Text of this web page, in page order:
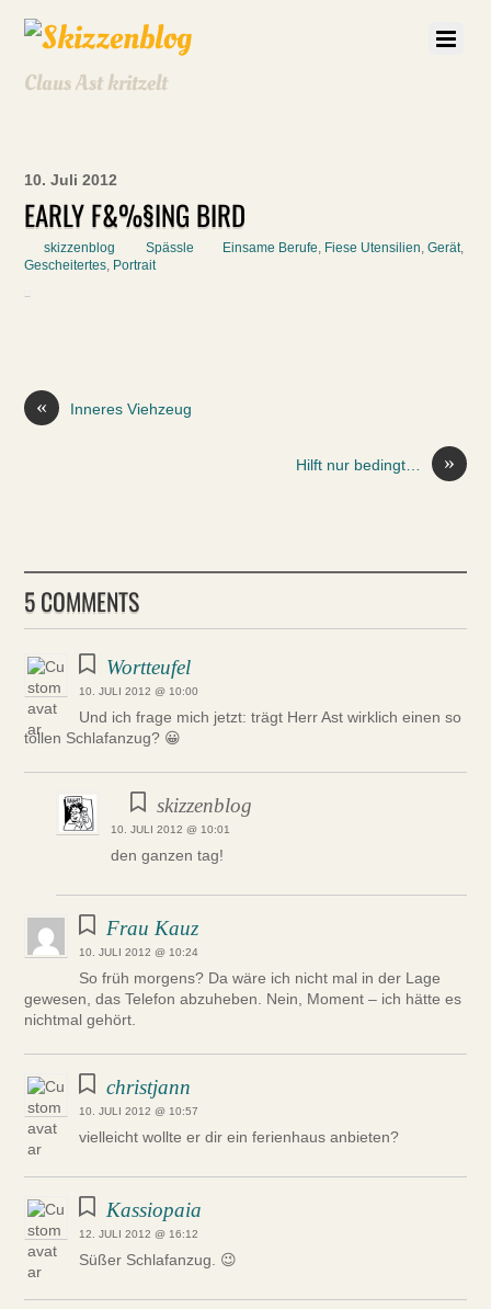
Claus Ast kritzelt
10. Juli 2012
EARLY F&%§ING BIRD
skizzenblog Spässle Einsame Berufe, Fiese Utensilien,Gerät,
Gescheitertes, Portrait
« Inneres Viehzeug
»
Hilft nur bedingt…
5 COMMENTS
Wortteufel
10. JULI 2012 @ 10:00
Und ich frage mich jetzt: trägt Herr Ast wirklich einen so
tollen Schlafanzug? 😀
skizzenblog
10. JULI 2012 @ 10:01
den ganzen tag!
Frau Kauz
10. JULI 2012 @ 10:24
So früh morgens? Da wäre ich nicht mal in der Lage
gewesen, das Telefon abzuheben. Nein, Moment – ich hätte es
nichtmal gehört.
christjann
10. JULI 2012 @ 10:57
vielleicht wollte er dir ein ferienhaus anbieten?
Kassiopaia
12. JULI 2012 @ 16:12
Süßer Schlafanzug. 😉